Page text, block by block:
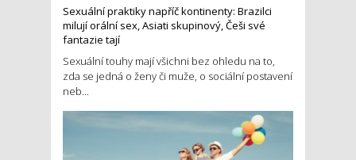
Sexuální praktiky napříč kontinenty: Brazilci
milují orální sex, Asiati skupinový, Češi své
fantazie tají
Sexuální touhy mají všichni bez ohledu na to,
zda se jedná o ženy či muže, o sociální postavení
neb...